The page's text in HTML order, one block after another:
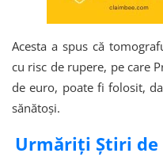
Acesta a spus că
cu risc de rupere, pe care
de euro, poate fi folosit,
sănătoși.
Urmăriți Știri de